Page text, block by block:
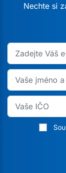
Nechte si